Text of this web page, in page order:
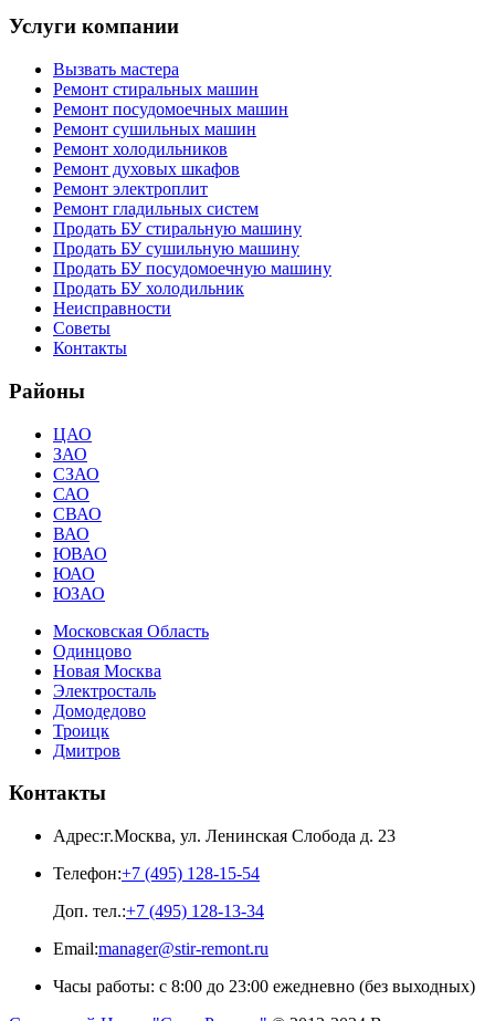
Услуги компании
Вызвать мастера
Ремонт стиральных машин
Ремонт посудомоечных машин
Ремонт сушильных машин
Ремонт холодильников
Ремонт духовых шкафов
Ремонт электроплит
Ремонт гладильных систем
Продать БУ стиральную машину
Продать БУ сушильную машину
Продать БУ посудомоечную машину
Продать БУ холодильник
Неисправности
Советы
Контакты
Районы
ЦАО
ЗАО
СЗАО
САО
СВАО
ВАО
ЮВАО
ЮАО
ЮЗАО
Московская Область
Одинцово
Новая Москва
Электросталь
Домодедово
Троицк
Дмитров
Контакты
Адрес:г.Москва, ул. Ленинская Слобода д. 23
Телефон:+7 (495) 128-15-54
Доп. тел.:+7 (495) 128-13-34
Email:manager@stir-remont.ru
Часы работы: с 8:00 до 23:00 ежедневно (без выходных)